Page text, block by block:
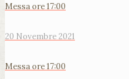
Messa ore 17:00
20 Novembre 2021
Messa ore 17:00